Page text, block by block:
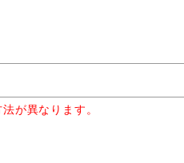
が異なります。